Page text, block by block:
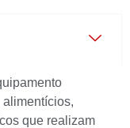
que realizam